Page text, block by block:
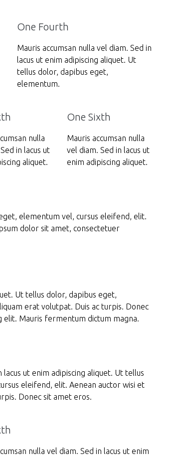
One Fourth
Mauris accumsan nulla vel diam. Sed in
lacus ut enim adipiscing aliquet. Ut
tellus dolor, dapibus eget,
elementum.
nulla
in lacus ut
aliquet.
One Sixth
Mauris accumsan nulla
vel diam. Sed in lacus ut
enim adipiscing aliquet.
elementum vel, cursus eleifend, elit.
dolor sit amet, consectetuer
Ut tellus dolor, dapibus eget,
erat volutpat. Duis ac turpis. Donec
elit. Mauris fermentum dictum magna.
lacus ut enim adipiscing aliquet. Ut tellus
eleifend, elit. Aenean auctor wisi et
Donec sit amet eros.
nulla vel diam. Sed in lacus ut enim